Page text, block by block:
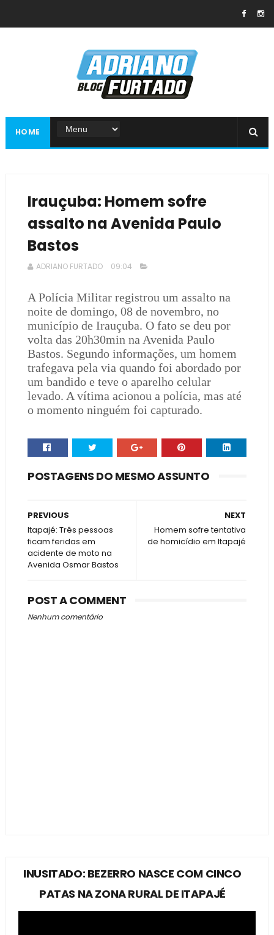
HOME
Irauçuba: Homem sofre
assalto na Avenida Paulo
Bastos
ADRIANO FURTADO 09:04
A Polícia Militar registrou um assalto na
noite de domingo, 08 de novembro, no
município de Irauçuba. O fato se deu por
volta das 20h30min na Avenida Paulo
Bastos. Segundo informações, um homem
trafegava pela via quando foi abordado por
um bandido e teve o aparelho celular
levado. A vítima acionou a polícia, mas até
o momento ninguém foi capturado.
POSTAGENS DO MESMO ASSUNTO
NEXT
Homem sofre tentativa
de homicídio em Itapajé
PREVIOUS
Itapajé: Três pessoas
ficam feridas em
acidente de moto na
Avenida Osmar Bastos
POST A COMMENT
Nenhum comentário
INUSITADO: BEZERRO NASCE COM CINCO
PATAS NA ZONA RURAL DE ITAPAJÉ